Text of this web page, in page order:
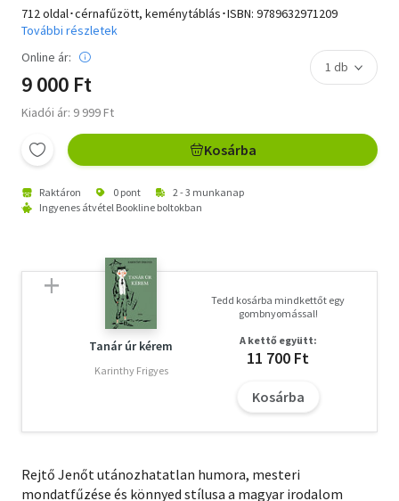
712 oldal･cérnafűzött, keménytáblás･ISBN: 9789632971209
További részletek
Online ár:
9 000 Ft
Kiadói ár: 9 999 Ft
Kosárba
Raktáron 0 pont
2 - 3 munkanap
Ingyenes átvétel Bookline boltokban
Tanár úr kérem
Karinthy Frigyes
Tedd kosárba mindkettőt egy
gombnyomással!
A kettő együtt:
11 700 Ft
Kosárba
Rejtő Jenőt utánozhatatlan humora, mesteri
mondatfűzése és könnyed stílusa a magyar irodalom